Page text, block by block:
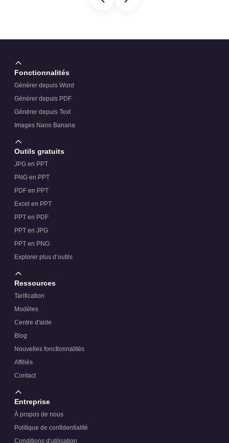
Fonctionnalités
Générer depuis Word
Générer depuis PDF
Générer depuis Text
Images Nano Banana
Outils gratuits
JPG en PPT
PNG en PPT
PDF en PPT
Excel en PPT
PPT en PDF
PPT en JPG
PPT en PNG
Explorer plus d’outils
Ressources
Tarification
Modèles
Centre d'aide
Blog
Nouvelles fonctionnalités
Affiliés
Contact
Entreprise
À propos de nous
Politique de confidentialité
Conditions d'utilisation